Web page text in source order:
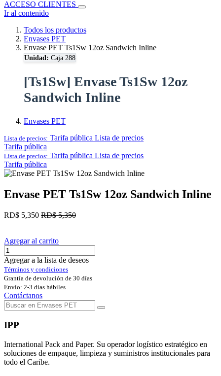
ACCESO CLIENTES
Ir al contenido
Todos los productos
Envases PET
Envase PET Ts1Sw 12oz Sandwich Inline
Unidad: Caja 288
[Ts1Sw] Envase Ts1Sw 12oz
Sandwich Inline
Envases PET
Lista de precios: Tarifa pública Lista de precios
Tarifa pública
Lista de precios: Tarifa pública Lista de precios
Tarifa pública
Envase PET Ts1Sw 12oz Sandwich Inline
RD$ 5,350 RD$5,350
Agregar al carrito
Agregar a la lista de deseos
Términos y condiciones
Grantía de devolución de 30 días
Envío: 2-3 días hábiles
Contáctanos
IPP
International Pack and Paper. Su operador logístico estratégico en
soluciones de empaque, limpieza y suministros institucionales para
todo el Caribe.